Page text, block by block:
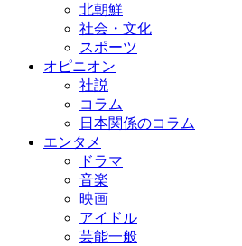
北朝鮮
社会・文化
スポーツ
オピニオン
社説
コラム
日本関係のコラム
エンタメ
ドラマ
音楽
映画
アイドル
芸能一般